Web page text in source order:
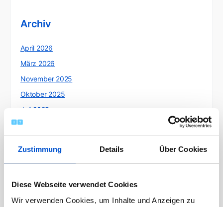
Zustimmung Details Über Cookies
Diese Webseite verwendet Cookies
Wir verwenden Cookies, um Inhalte und Anzeigen zu
Archiv
April 2026
März 2026
November 2025
Oktober 2025
Juli 2025
Juni 2025
Februar 2025
Januar 2025